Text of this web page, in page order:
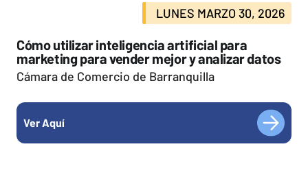
LUNES MARZO 30, 2026
Cómo utilizar inteligencia artificial para
marketing para vender mejor y analizar datos
Cámara de Comercio de Barranquilla
Ver Aquí